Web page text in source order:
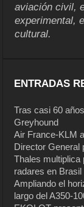
aviación civil,
experimental,
cultural.
ENTRADAS
Tras casi 60
Greyhound
Air France-KLM
Director General
Thales multiplica
radares en Brasil
Ampliando el
largo del A350-